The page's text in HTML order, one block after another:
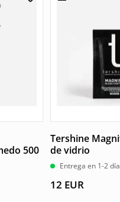
500
Tershine
de vidrio
Entrega en 1-2
12 EUR